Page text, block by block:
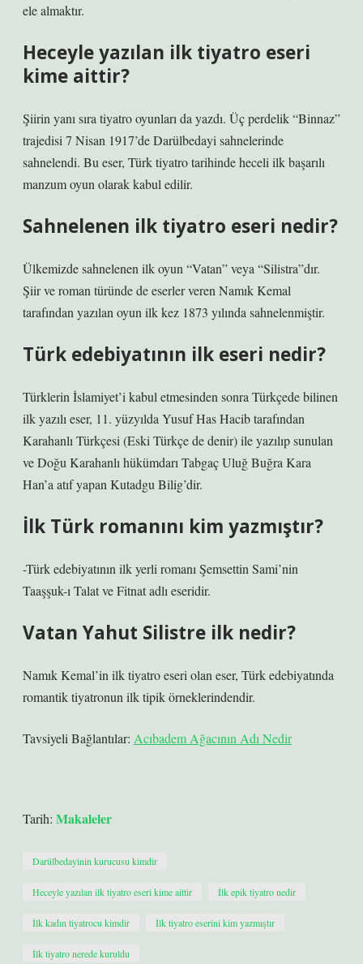
ele almaktır.
Heceyle yazılan ilk tiyatro eseri
kime aittir?
Şiirin yanı sıra tiyatro oyunları da yazdı. Üç perdelik “Binnaz”
trajedisi 7 Nisan 1917’de Darülbedayi sahnelerinde
sahnelendi. Bu eser, Türk tiyatro tarihinde heceli ilk başarılı
manzum oyun olarak kabul edilir.
Sahnelenen ilk tiyatro eseri nedir?
Ülkemizde sahnelenen ilk oyun “Vatan” veya “Silistra”dır.
Şiir ve roman türünde de eserler veren Namık Kemal
tarafından yazılan oyun ilk kez 1873 yılında sahnelenmiştir.
Türk edebiyatının ilk eseri nedir?
Türklerin İslamiyet’i kabul etmesinden sonra Türkçede bilinen
ilk yazılı eser, 11. yüzyılda Yusuf Has Hacib tarafından
Karahanlı Türkçesi (Eski Türkçe de denir) ile yazılıp sunulan
ve Doğu Karahanlı hükümdarı Tabgaç Uluğ Buğra Kara
Han’a atıf yapan Kutadgu Bilig’dir.
İlk Türk romanını kim yazmıştır?
-Türk edebiyatının ilk yerli romanı Şemsettin Sami’nin
Taaşşuk-ı Talat ve Fitnat adlı eseridir.
Vatan Yahut Silistre ilk nedir?
Namık Kemal’in ilk tiyatro eseri olan eser, Türk edebiyatında
romantik tiyatronun ilk tipik örneklerindendir.
Tavsiyeli Bağlantılar: Acıbadem Ağacının Adı Nedir
Tarih: Makaleler
Darülbedayinin kurucusu kimdir
Heceyle yazılan ilk tiyatro eseri kime aittir İlk epik tiyatro nedir
İlk kadın tiyatrocu kimdir İlk tiyatro eserini kim yazmıştır
İlk tiyatro nerede kuruldu